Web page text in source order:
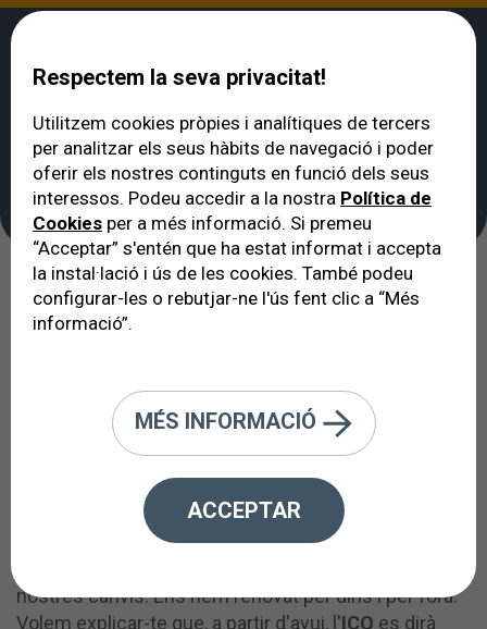
VERTE
VERTE
Mateixos ulls, diferent mirada
nostres canvis. Ens hem renovat per dins i per fora.
Volem explicar-te que, a partir d'avui, l'ICO es dirà
Respectem la seva privacitat!
Utilitzem cookies pròpies i analítiques de tercers
per analitzar els seus hàbits de navegació i poder
oferir els nostres continguts en funció dels seus
interessos. Podeu accedir a la nostra Política de
Cookies per a més informació. Si premeu
“Acceptar” s'entén que ha estat informat i accepta
la instal·lació i ús de les cookies. També podeu
configurar-les o rebutjar-ne l'ús fent clic a “Més
informació”.
MÉS INFORMACIÓ
ACCEPTAR